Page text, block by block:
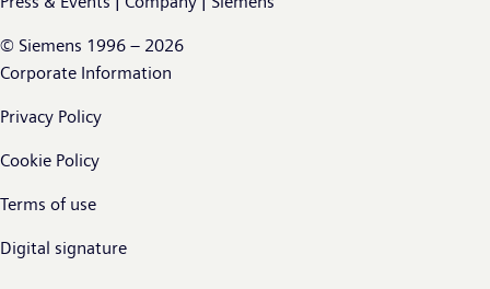
© Siemens 1996 – 2026
Corporate Information
Privacy Policy
Cookie Policy
Terms of use
Digital signature